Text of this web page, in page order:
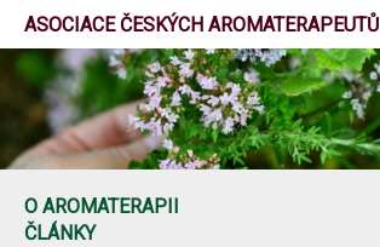
ASOCIACE ČESKÝCH AROMATERAPEUTŮ
O AROMATERAPII
ČLÁNKY